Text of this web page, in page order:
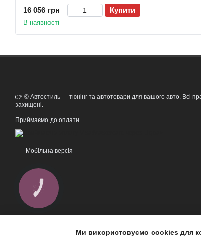
16 056 грн Купити
В наявності
👉 © Автостиль — тюнінг та автотовари для вашого авто. Всі
захищені.
Приймаємо до оплати
Мобільна версія
Ми використовуємо cookies для
КНОПКА
ЗВ'ЯЗКУ